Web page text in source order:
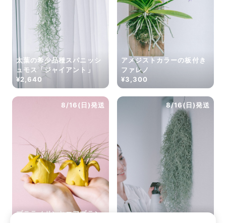
太葉の希少品種スパニッシ
ュモス「ジャイアント」
¥2,640
アメジストカラーの板付き
ファレノ
¥3,300
8/16(日)発送
プテラノドンとエアプラン
8/16(日)発送